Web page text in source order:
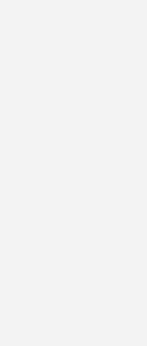
oder die Gemeinschaftliche
Planung, Montage,
der Beratung zu
zu beachten. Dieser
Informationen und